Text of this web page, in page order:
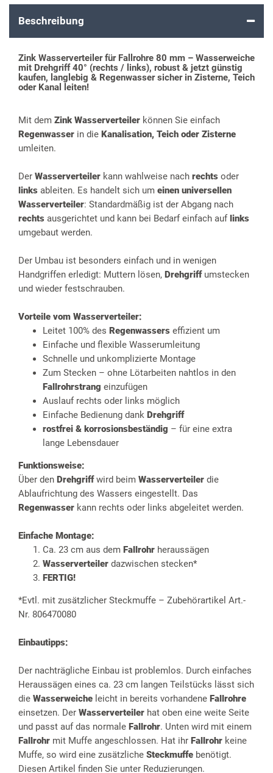
Beschreibung
Zink Wasserverteiler für Fallrohre 80 mm – Wasserweiche
mit Drehgriff 40° (rechts / links), robust & jetzt günstig
kaufen, langlebig & Regenwasser sicher in Zisterne, Teich
oder Kanal leiten!
Mit dem Zink Wasserverteiler können Sie einfach
Regenwasser in die Kanalisation, Teich oder Zisterne
umleiten.
Der Wasserverteiler kann wahlweise nach rechts oder
links ableiten. Es handelt sich um einen universellen
Wasserverteiler: Standardmäßig ist der Abgang nach
rechts ausgerichtet und kann bei Bedarf einfach auflinks
umgebaut werden.
Der Umbau ist besonders einfach und in wenigen
Handgriffen erledigt: Muttern lösen, Drehgriffumstecken
und wieder festschrauben.
Vorteile vom Wasserverteiler:
Leitet 100% des Regenwassers effizient um
Einfache und flexible Wasserumleitung
Schnelle und unkomplizierte Montage
Zum Stecken – ohne Lötarbeiten nahtlos in den
Fallrohrstrang einzufügen
Auslauf rechts oder links möglich
Einfache Bedienung dank Drehgriff
rostfrei & korrosionsbeständig – für eine extra
lange Lebensdauer
Funktionsweise:
Über den Drehgriffwird beim Wasserverteiler die
Ablaufrichtung des Wassers eingestellt. Das
Regenwasser kann rechts oder links abgeleitet werden.
Einfache Montage:
Ca. 23 cm aus dem Fallrohr heraussägen
Wasserverteiler dazwischen stecken*
FERTIG!
*Evtl. mit zusätzlicher Steckmuffe – Zubehörartikel Art.-
Nr. 806470080
Einbautipps:
Der nachträgliche Einbau ist problemlos. Durch einfaches
Heraussägen eines ca. 23 cm langen Teilstücks lässt sich
die Wasserweiche leicht in bereits vorhandene Fallrohre
einsetzen. Der Wasserverteiler hat oben eine weite Seite
und passt auf das normale Fallrohr. Unten wird mit einem
Fallrohr mit Muffe angeschlossen. Hat ihr Fallrohr keine
Muffe, so wird eine zusätzliche Steckmuffe benötigt.
Diesen Artikel finden Sie unter Reduzierungen.